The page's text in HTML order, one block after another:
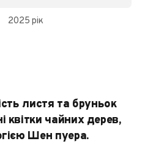
2025 рік
листя та бруньок
квітки чайних дерев,
Шен пуера.